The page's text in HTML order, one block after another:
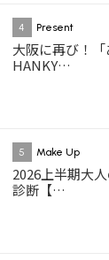
4 Present
大阪に再び！
HANKY…
5 Make Up
2026上半期大
診断【…